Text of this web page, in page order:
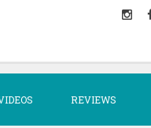
REVIEWS